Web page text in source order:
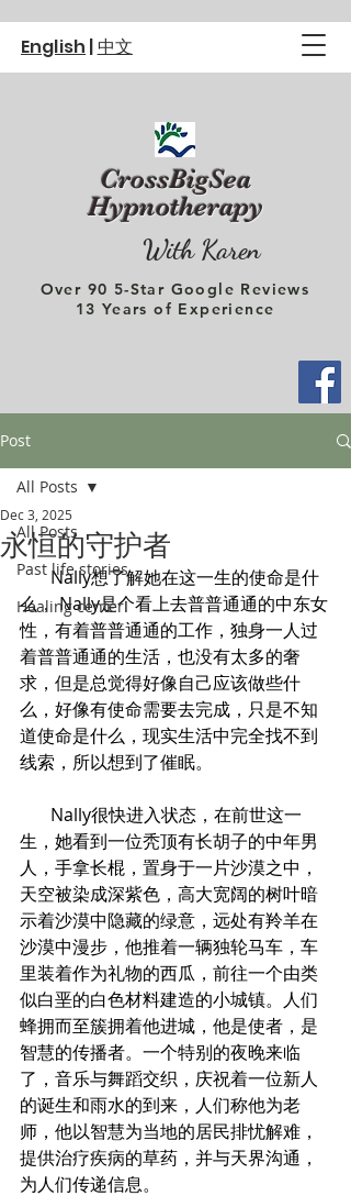
With Karen
CrossBigSea
Hypnotherapy
Over 90 5-Star Google Reviews
13 Years of Experience
English | 中文
Post
All Posts
Past life stories
Healing center
All Posts
永恒的守护者
Dec 3, 2025
Nally想了解她在这一生的使命是什
么， Nally是个看上去普普通通的中东女
性，有着普普通通的工作，独身一人过
着普普通通的生活，也没有太多的奢
求，但是总觉得好像自己应该做些什
么，好像有使命需要去完成，只是不知
道使命是什么，现实生活中完全找不到
线索，所以想到了催眠。
Nally很快进入状态，在前世这一
生，她看到一位秃顶有长胡子的中年男
人，手拿长棍，置身于一片沙漠之中，
天空被染成深紫色，高大宽阔的树叶暗
示着沙漠中隐藏的绿意，远处有羚羊在
沙漠中漫步，他推着一辆独轮马车，车
里装着作为礼物的西瓜，前往一个由类
似白垩的白色材料建造的小城镇。人们
蜂拥而至簇拥着他进城，他是使者，是
智慧的传播者。一个特别的夜晚来临
了，音乐与舞蹈交织，庆祝着一位新人
的诞生和雨水的到来，人们称他为老
师，他以智慧为当地的居民排忧解难，
提供治疗疾病的草药，并与天界沟通，
为人们传递信息。